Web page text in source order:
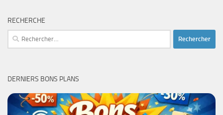
RECHERCHE
Rechercher :
DERNIERS BONS PLANS